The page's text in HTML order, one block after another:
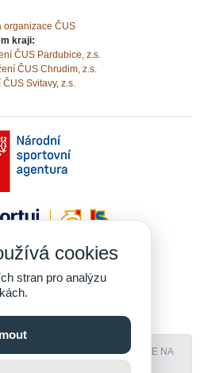
organizace ČUS
kraji:
ČUS Pardubice, z.s.
ČUS Chrudim, z.s.
Svitavy, z.s.
YOKOADMIN- ADMINISTRACE NA
cookies
stran pro analýzu